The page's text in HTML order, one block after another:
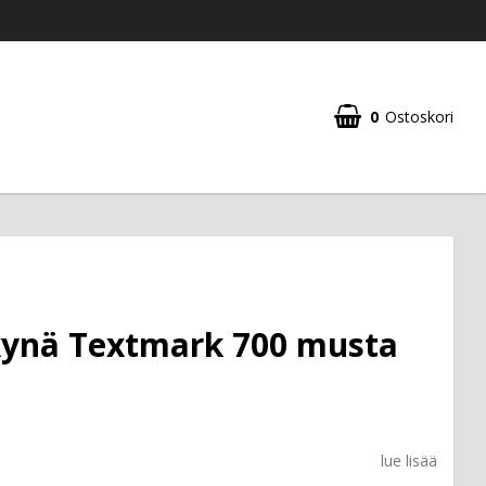
0 Ostoskori
Textmark 700 musta
lue lisää